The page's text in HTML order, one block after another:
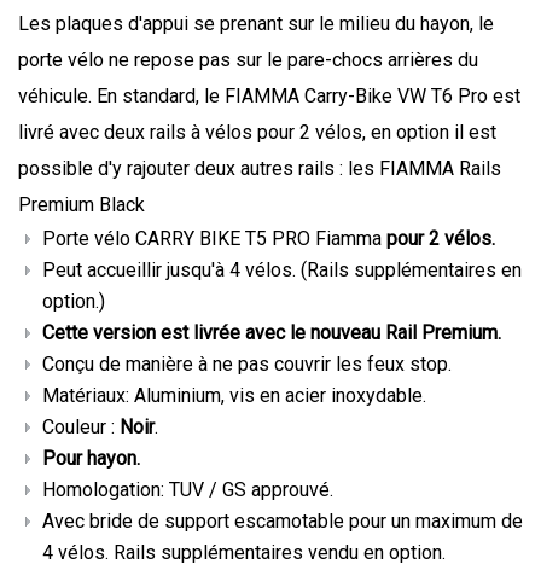
Les plaques d'appui se prenant sur le milieu du hayon, le
porte vélo ne repose pas sur le pare-chocs arrières du
véhicule. En standard, le FIAMMA Carry-Bike VW T6 Pro est
livré avec deux rails à vélos pour 2 vélos, en option il est
possible d'y rajouter deux autres rails : les FIAMMA Rails
Premium Black
Porte vélo CARRY BIKE T5 PRO Fiamma pour 2 vélos.
Peut accueillir jusqu'à 4 vélos. (Rails supplémentaires en
option.)
Cette version est livrée avec le nouveau Rail Premium.
Conçu de manière à ne pas couvrir les feux stop.
Matériaux: Aluminium, vis en acier inoxydable.
Couleur : Noir.
Pour hayon.
Homologation: TUV / GS approuvé.
Avec bride de support escamotable pour un maximum de
4 vélos. Rails supplémentaires vendu en option.